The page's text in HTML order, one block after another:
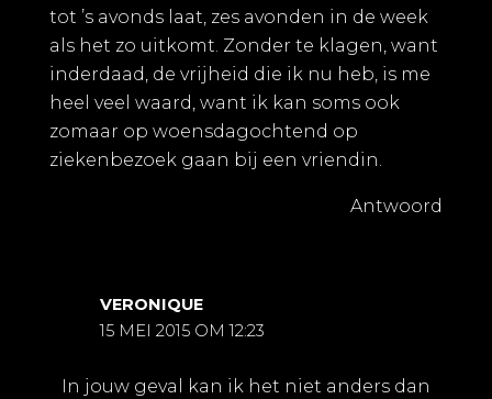
tot ’s avonds laat, zes avonden in de week
als het zo uitkomt. Zonder te klagen, want
inderdaad, de vrijheid die ik nu heb, is me
heel veel waard, want ik kan soms ook
zomaar op woensdagochtend op
ziekenbezoek gaan bij een vriendin.
Antwoord
VERONIQUE
15 MEI 2015 OM 12:23
In jouw geval kan ik het niet anders dan